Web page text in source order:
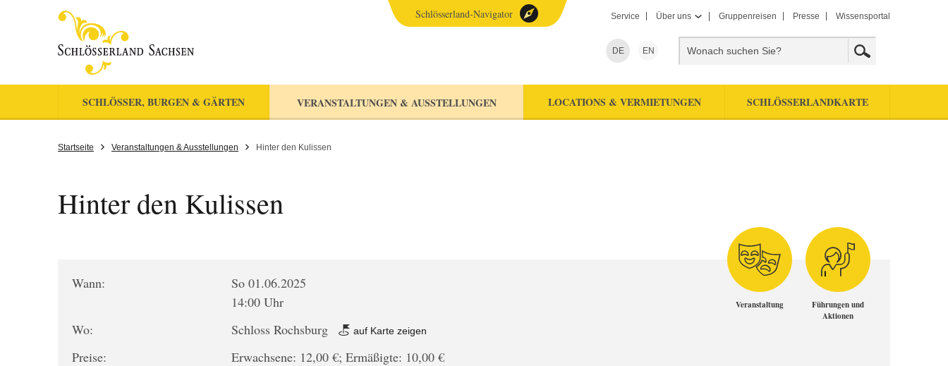
Service Über uns Gruppenreisen Presse Wissensportal
DE EN
SCHLÖSSER, BURGEN & GÄRTEN VERANSTALTUNGEN & AUSSTELLUNGEN LOCATIONS & VERMIETUNGEN SCHLÖSSERLANDKARTE
Schlösserland-Navigator
Startseite Veranstaltungen & Ausstellungen Hinter den Kulissen
Hinter den Kulissen
Wann:
So 01.06.2025
14:00 Uhr
Wo:
Schloss Rochsburg auf Karte zeigen
Preise:
Erwachsene: 12,00 €; Ermäßigte: 10,00 €
Veranstaltung
Führungen und
Aktionen